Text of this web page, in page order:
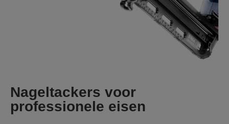
Nageltackers voor
professionele eisen